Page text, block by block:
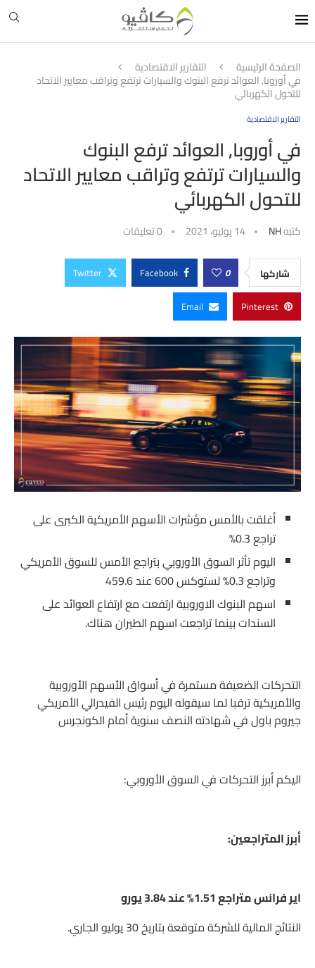
الصفحة الرئيسية التقارير الاقتصادية
في أوروبا, العوائد ترفع البنوك والسيارات ترتفع وتراقب معايير الاتحاد
للتحول الكهربائي
التقارير الاقتصادية
في أوروبا, العوائد ترفع البنوك
والسيارات ترتفع وتراقب معايير الاتحاد
للتحول الكهربائي
كتبهNH 14 يوليو، 2021 0 تعليقات
شاركها 0
Facebook
Twitter
Pinterest
Email
أغلقت بالأمس مؤشرات الأسهم الأمريكية الكبرى على
تراجع 0.3%
اليوم تأثر السوق الأوروبي بتراجع الأمس للسوق الأمريكي
وتراجع 0.3% لستوكس 600 عند 459.6
اسهم البنوك الاوروبية ارتفعت مع ارتفاع العوائد على
السندات بينما تراجعت اسهم الطيران هناك.
التحركات الضعيفة مستمرة في أسواق الأسهم الأوروبية
والأمريكية ترقبا لما سيقوله اليوم رئيس الفيدرالي الأمريكي
جيروم باول في شهادته النصف سنوية أمام الكونجرس
اليكم أبرز التحركات في السوق الأوروبي:
أبرز المتراجعين:
اير فرانس متراجع 1.51% عند 3.84 يورو
النتائج المالية للشركة متوقعة بتاريخ 30 يوليو الجاري.